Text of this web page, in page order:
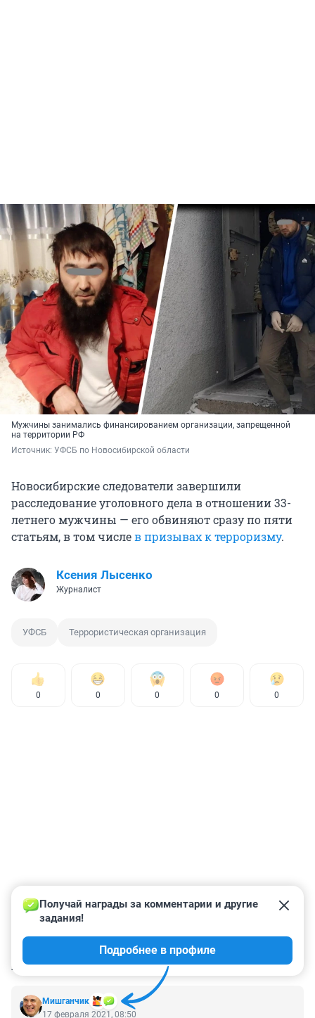
Мужчины занимались финансированием организации, запрещенной
на территории РФ
Источник: УФСБ по Новосибирской области
Новосибирские следователи завершили
расследование уголовного дела в отношении 33-
летнего мужчины — его обвиняют сразу по пяти
статьям, в том числев призывах к терроризму.
Ксения Лысенко
Журналист
УФСБ Террористическая организация
0 0 0 0 0
КОММЕНТАРИИ 102
Мишганчик
Получай награды за комментарии и другие
задания!
Подробнее в профиле
17 февраля 2021, 08:50